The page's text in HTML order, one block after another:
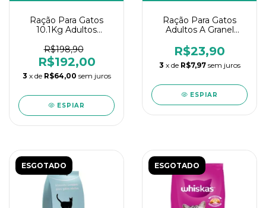
Ração Para Gatos
10.1Kg Adultos
R$198,90
R$192,00
3 x de R$64,00 sem juros
ESPIAR
Ração Para Gatos
Adultos A Granel
R$23,90
3 x de R$7,97 sem juros
ESPIAR
ESGOTADO ESGOTADO